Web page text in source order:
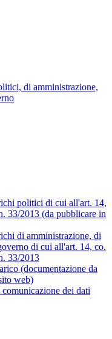
di amministrazione,
politici di cui all'art. 14,
33/2013 (da pubblicare in
di amministrazione, di
di cui all'art. 14, co.
33/2013
(documentazione da
web)
dei dati